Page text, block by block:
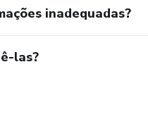
inadequadas?
las?